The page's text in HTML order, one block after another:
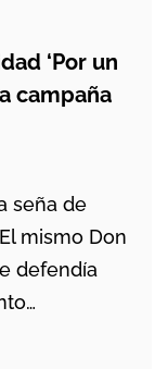
‘Por un
campaña
seña de
mismo Don
defendía
de los